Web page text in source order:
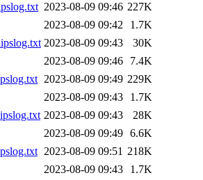
2023-08-09 09:46 227K
2023-08-09 09:42
1.7K
2023-08-09 09:43
30K
2023-08-09 09:46
7.4K
2023-08-09 09:49 229K
2023-08-09 09:43
1.7K
2023-08-09 09:43
28K
2023-08-09 09:49 6.6K
2023-08-09 09:51 218K
2023-08-09 09:43
1.7K